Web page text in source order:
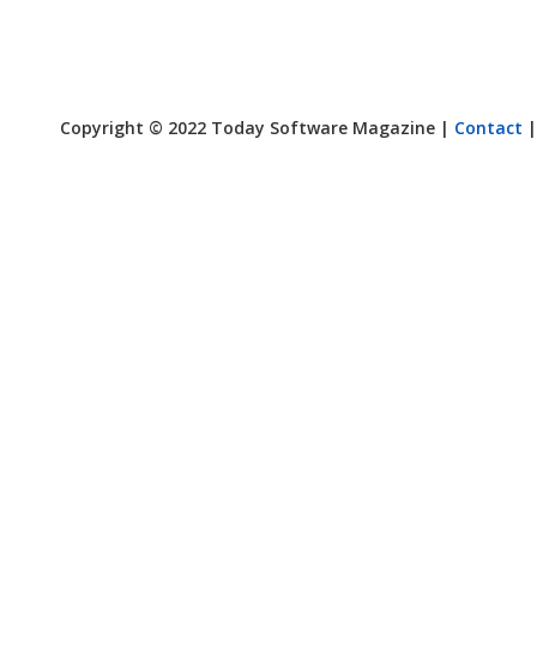
Copyright © 2022 Today Software Magazine | Contact